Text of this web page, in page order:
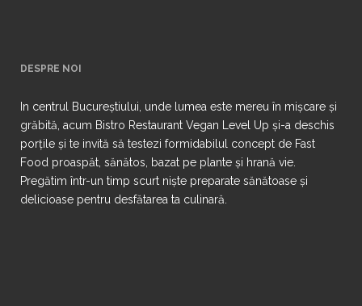
DESPRE NOI
In centrul Bucureștiului, unde lumea este mereu în mișcare și
grăbită, acum Bistro Restaurant Vegan Level Up și-a deschis
porțile și te invită să testezi formidabilul concept de Fast
Food proaspăt, sănătos, bazat pe plante și hrană vie.
Pregătim într-un timp scurt niște preparate sănătoase și
delicioase pentru desfătarea ta culinară.